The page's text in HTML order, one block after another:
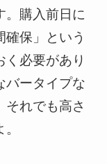
。購入前日に
保」という
く必要があり
バータイプな
それでも高さ